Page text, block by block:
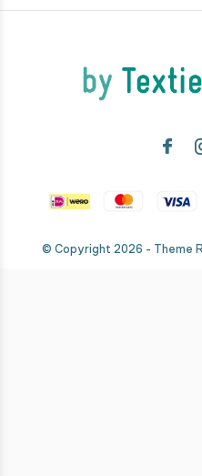
© Copyright 2026 - Theme